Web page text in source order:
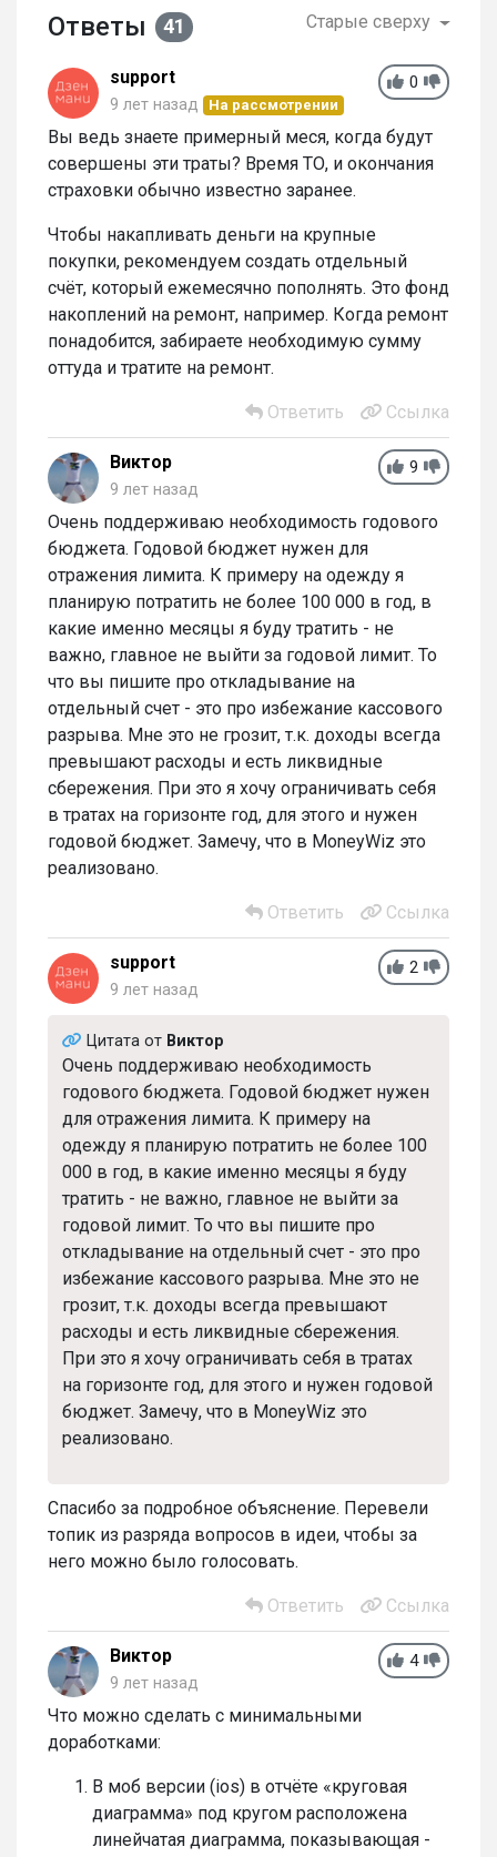
Ответы 41 Старые сверху
0
support
9 лет назад На рассмотрении
Вы ведь знаете примерный меся, когда будут
совершены эти траты? Время ТО, и окончания
страховки обычно известно заранее.
Чтобы накапливать деньги на крупные
покупки, рекомендуем создать отдельный
счёт, который ежемесячно пополнять. Это фонд
накоплений на ремонт, например. Когда ремонт
понадобится, забираете необходимую сумму
оттуда и тратите на ремонт.
Ответить Ссылка
9
Виктор
9 лет назад
Очень поддерживаю необходимость годового
бюджета. Годовой бюджет нужен для
отражения лимита. К примеру на одежду я
планирую потратить не более 100 000 в год, в
какие именно месяцы я буду тратить - не
важно, главное не выйти за годовой лимит. То
что вы пишите про откладывание на
отдельный счет - это про избежание кассового
разрыва. Мне это не грозит, т.к. доходы всегда
превышают расходы и есть ликвидные
сбережения. При это я хочу ограничивать себя
в тратах на горизонте год, для этого и нужен
годовой бюджет. Замечу, что в MoneyWiz это
реализовано.
Ответить Ссылка
2
support
9 лет назад
Цитата от Виктор
Очень поддерживаю необходимость
годового бюджета. Годовой бюджет нужен
для отражения лимита. К примеру на
одежду я планирую потратить не более 100
000 в год, в какие именно месяцы я буду
тратить - не важно, главное не выйти за
годовой лимит. То что вы пишите про
откладывание на отдельный счет - это про
избежание кассового разрыва. Мне это не
грозит, т.к. доходы всегда превышают
расходы и есть ликвидные сбережения.
При это я хочу ограничивать себя в тратах
на горизонте год, для этого и нужен годовой
бюджет. Замечу, что в MoneyWiz это
реализовано.
Спасибо за подробное объяснение. Перевели
топик из разряда вопросов в идеи, чтобы за
него можно было голосовать.
Ответить Ссылка
4
Виктор
9 лет назад
Что можно сделать с минимальными
доработками:
В моб версии (ios) в отчёте «круговая
диаграмма» под кругом расположена
линейчатая диаграмма, показывающая -